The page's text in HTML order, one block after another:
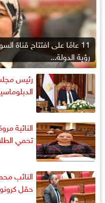
11 عامًا على افتتاح قناة
رؤية الدولة...
رئيس
النائبة
تحمي
النائب
حقل